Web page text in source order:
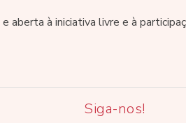
aberta à iniciativa livre e à
Siga-nos!